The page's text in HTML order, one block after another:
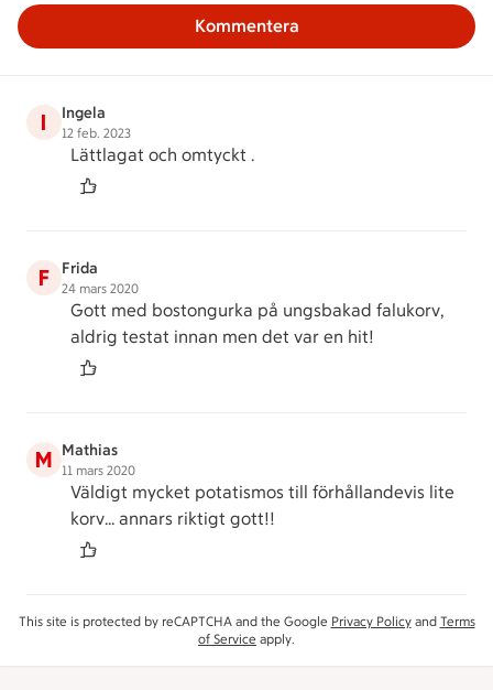
Kommentera
I Ingela
12 feb. 2023
Lättlagat och omtyckt .
F Frida
24 mars 2020
Gott med bostongurka på ungsbakad falukorv,
aldrig testat innan men det var en hit!
M Mathias
11 mars 2020
Väldigt mycket potatismos till förhållandevis lite
korv... annars riktigt gott!!
This site is protected by reCAPTCHA and the Google Privacy Policyand Terms
of Service apply.